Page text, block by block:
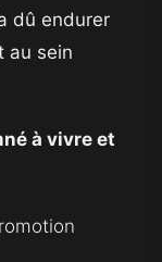
dû endurer
au sein
à vivre et